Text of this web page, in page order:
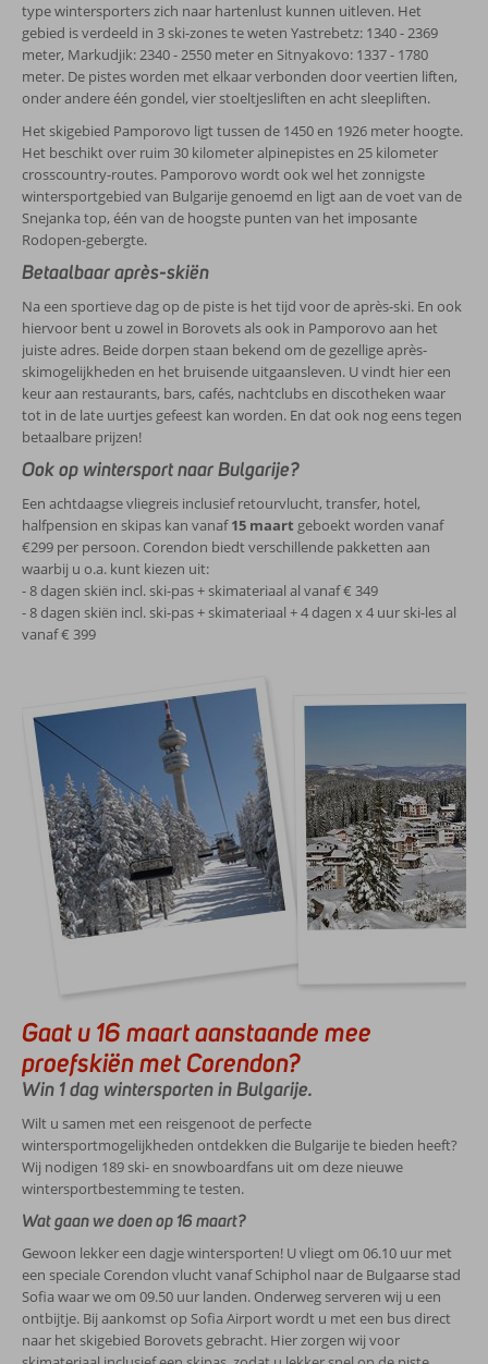
type wintersporters zich naar hartenlust kunnen uitleven. Het
gebied is verdeeld in 3 ski-zones te weten Yastrebetz: 1340 - 2369
meter, Markudjik: 2340 - 2550 meter en Sitnyakovo: 1337 - 1780
meter. De pistes worden met elkaar verbonden door veertien liften,
onder andere één gondel, vier stoeltjesliften en acht sleepliften.
Het skigebied Pamporovo ligt tussen de 1450 en 1926 meter hoogte.
Het beschikt over ruim 30 kilometer alpinepistes en 25 kilometer
crosscountry-routes. Pamporovo wordt ook wel het zonnigste
wintersportgebied van Bulgarije genoemd en ligt aan de voet van de
Snejanka top, één van de hoogste punten van het imposante
Rodopen-gebergte.
Betaalbaar après-skiën
Na een sportieve dag op de piste is het tijd voor de après-ski. En ook
hiervoor bent u zowel in Borovets als ook in Pamporovo aan het
juiste adres. Beide dorpen staan bekend om de gezellige après-
skimogelijkheden en het bruisende uitgaansleven. U vindt hier een
keur aan restaurants, bars, cafés, nachtclubs en discotheken waar
tot in de late uurtjes gefeest kan worden. En dat ook nog eens tegen
betaalbare prijzen!
Ook op wintersport naar Bulgarije?
Een achtdaagse vliegreis inclusief retourvlucht, transfer, hotel,
halfpension en skipas kan vanaf15 maart geboekt worden vanaf
€299 per persoon. Corendon biedt verschillende pakketten aan
waarbij u o.a. kunt kiezen uit:
- 8 dagen skiën incl. ski-pas + skimateriaal al vanaf € 349
- 8 dagen skiën incl. ski-pas + skimateriaal + 4 dagen x 4 uur ski-les al
vanaf € 399
Gaat u 16 maart aanstaande mee
proefskiën met Corendon?
Win 1 dag wintersporten in Bulgarije.
Wilt u samen met een reisgenoot de perfecte
wintersportmogelijkheden ontdekken die Bulgarije te bieden heeft?
Wij nodigen 189 ski- en snowboardfans uit om deze nieuwe
wintersportbestemming te testen.
Wat gaan we doen op 16 maart?
Gewoon lekker een dagje wintersporten! U vliegt om 06.10 uur met
een speciale Corendon vlucht vanaf Schiphol naar de Bulgaarse stad
Sofia waar we om 09.50 uur landen. Onderweg serveren wij u een
ontbijtje. Bij aankomst op Sofia Airport wordt u met een bus direct
naar het skigebied Borovets gebracht. Hier zorgen wij voor